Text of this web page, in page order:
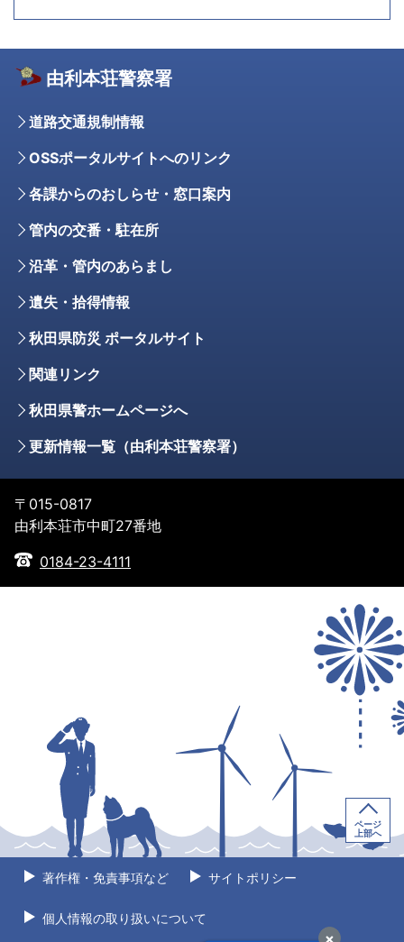
由利本荘警察署
道路交通規制情報
OSSポータルサイトへのリンク
各課からのおしらせ・窓口案内
管内の交番・駐在所
沿革・管内のあらまし
遺失・拾得情報
秋田県防災 ポータルサイト
関連リンク
秋田県警ホームページへ
更新情報一覧（由利本荘警察署）
〒015-0817
由利本荘市中町27番地
0184-23-4111
著作権・免責事項など サイトポリシー
個人情報の取り扱いについて
ページ
上部へ